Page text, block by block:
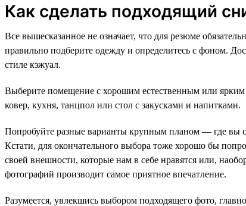
Как сделать подходящий
Все вышесказанное не означает, что для резюме
правильно подберите одежду и определитесь с фоном.
стиле кэжуал.
Выберите помещение с хорошим естественным или
ковер, кухня, танцпол или стол с закусками и напитками.
Попробуйте разные варианты крупным планом — где вы
Кстати, для окончательного выбора тоже хорошо бы
своей внешности, которые нам в себе нравятся или,
фотографий производит самое приятное впечатление.
Разумеется, увлекшись выбором подходящего фото,